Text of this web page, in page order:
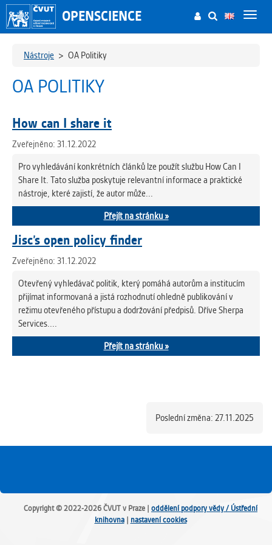
Toggle
OPENSCIENCE
Nástroje > OA Politiky
OA POLITIKY
How can I share it
Zveřejněno: 31.12.2022
Pro vyhledávání konkrétních článků lze použít službu How Can I
Share It. Tato služba poskytuje relevantní informace a praktické
nástroje, které zajistí, že autor může...
Přejít na stránku »
Jisc’s open policy finder
Zveřejněno: 31.12.2022
Otevřený vyhledávač politik, který pomáhá autorům a institucím
přijímat informovaná a jistá rozhodnutí ohledně publikování v
režimu otevřeného přístupu a dodržování předpisů. Dříve Sherpa
Services....
Přejít na stránku »
Poslední změna: 27.11.2025
Copyright © 2022-2026 ČVUT v Praze | oddělení podpory vědy / Ústřední
knihovna| nastavení cookies